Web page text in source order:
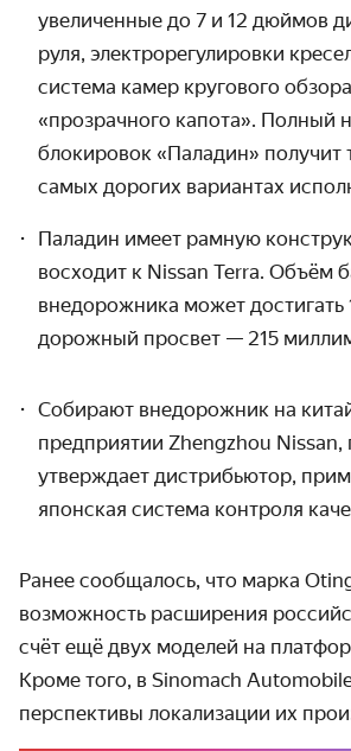
увеличенные до 7 и 12 дюймов
руля, электрорегулировки
система камер кругового
«прозрачного капота». Полный
блокировок «Паладин» получит
самых дорогих вариантах
Паладин имеет рамную
восходит к Nissan Terra. Объём
внедорожника может достигать
дорожный просвет — 215
Собирают внедорожник на
предприятии Zhengzhou Nissan,
утверждает дистрибьютор,
японская система контроля
Ранее сообщалось, что марка
возможность расширения
счёт ещё двух моделей на
Кроме того, в Sinomach
перспективы локализации их